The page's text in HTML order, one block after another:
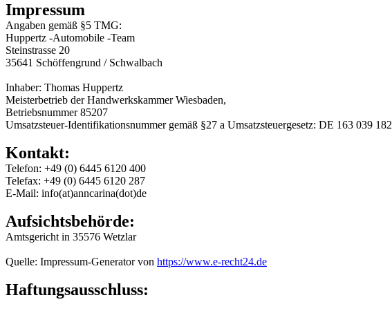
Impressum
Angaben gemäß §5 TMG:
Huppertz -Automobile -Team
Steinstrasse 20
35641 Schöffengrund / Schwalbach
Inhaber: Thomas Huppertz
Meisterbetrieb der Handwerkskammer Wiesbaden,
Betriebsnummer 85207
Umsatzsteuer-Identifikationsnummer gemäß §27 a Umsatzsteuergesetz: DE 163 039 182
Kontakt:
Telefon: +49 (0) 6445 6120 400
Telefax: +49 (0) 6445 6120 287
E-Mail: info(at)anncarina(dot)de
Aufsichtsbehörde:
Amtsgericht in 35576 Wetzlar
Quelle: Impressum-Generator von https://www.e-recht24.de
Haftungsausschluss: